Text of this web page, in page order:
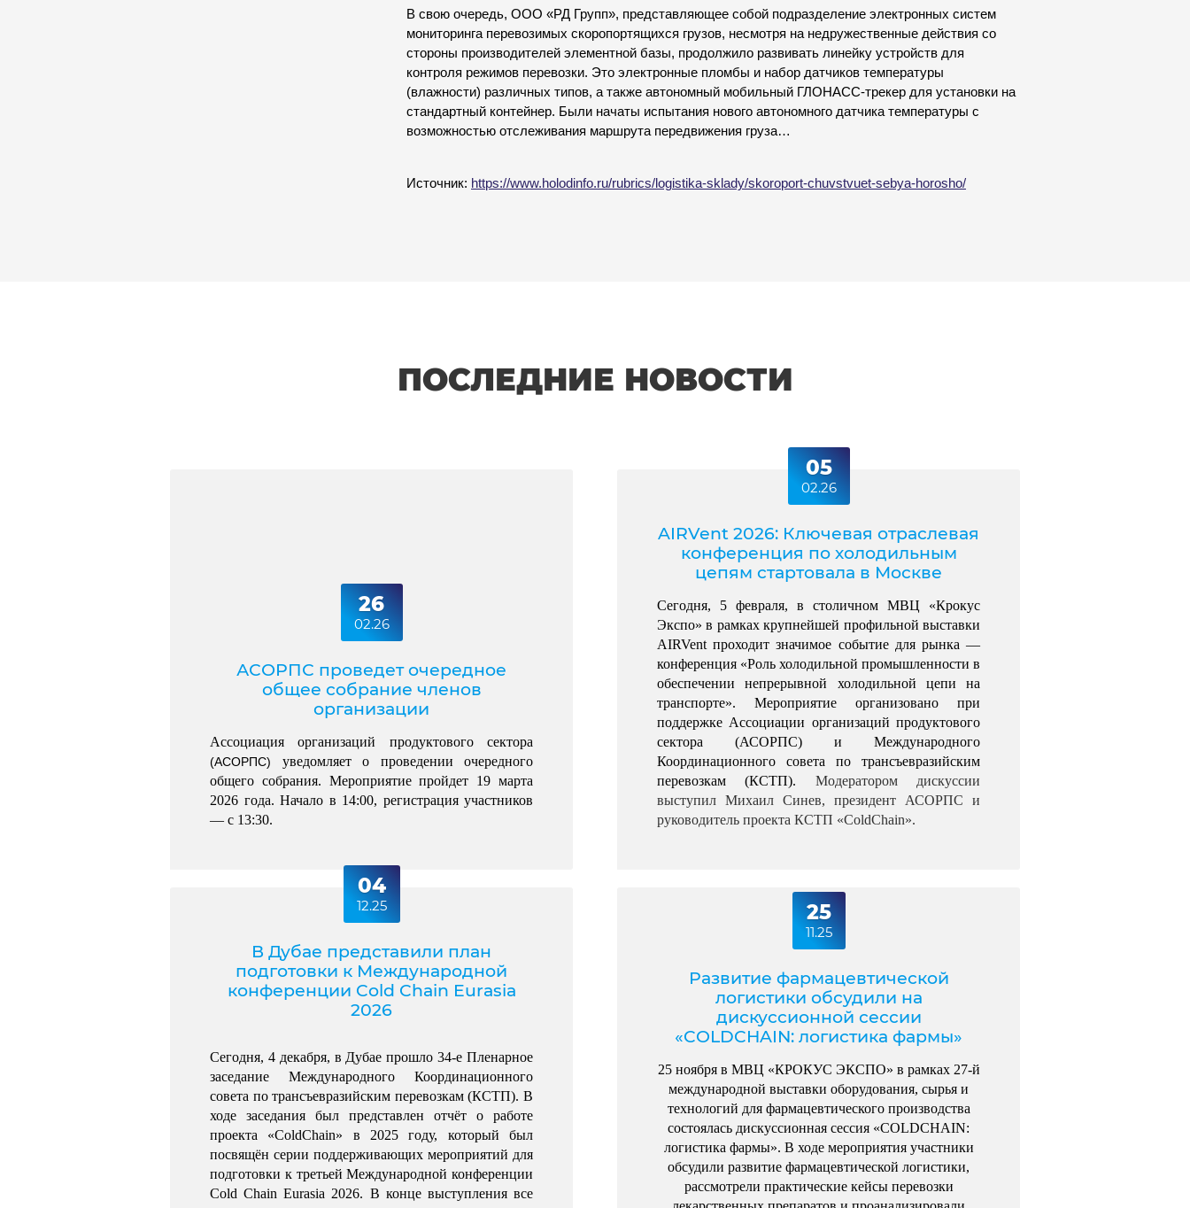
В свою очередь, ООО «РД Групп», представляющее собой подразделение электронных систем
мониторинга перевозимых скоропортящихся грузов, несмотря на недружественные действия со
стороны производителей элементной базы, продолжило развивать линейку устройств для
контроля режимов перевозки. Это электронные пломбы и набор датчиков температуры
(влажности) различных типов, а также автономный мобильный ГЛОНАСС-трекер для установки на
стандартный контейнер. Были начаты испытания нового автономного датчика температуры с
возможностью отслеживания маршрута передвижения груза…
Источник: https://www.holodinfo.ru/rubrics/logistika-sklady/skoroport-chuvstvuet-sebya-horosho/
ПОСЛЕДНИЕ НОВОСТИ
26
02.26
АСОРПС проведет очередное
общее собрание членов
организации
(АСОРПС) уведомляет о проведении очередного
общего собрания. Мероприятие пройдет 19 марта
2026 года. Начало в 14:00, регистрация участников
— с 13:30.
05
02.26
AIRVent 2026: Ключевая отраслевая
конференция по холодильным
цепям стартовала в Москве
Сегодня, 5 февраля, в столичном МВЦ «Крокус
Экспо» в рамках крупнейшей профильной выставки
AIRVent проходит значимое событие для рынка —
конференция «Роль холодильной промышленности в
обеспечении непрерывной холодильной цепи на
транспорте». Мероприятие организовано при
поддержке Ассоциации организаций продуктового
сектора (АСОРПС) и Международного
Координационного совета по трансъевразийским
перевозкам (КСТП). Модератором дискуссии
выступил Михаил Синев, президент АСОРПС и
руководитель проекта КСТП «ColdChain».
04
12.25
В Дубае представили план
подготовки к Международной
конференции Cold Chain Eurasia
2026
Сегодня, 4 декабря, в Дубае прошло 34-е Пленарное
заседание Международного Координационного
совета по трансъевразийским перевозкам (КСТП). В
ходе заседания был представлен отчёт о работе
проекта «ColdChain» в 2025 году, который был
посвящён серии поддерживающих мероприятий для
подготовки к третьей Международной конференции
Cold Chain Eurasia 2026. В конце выступления все
25
11.25
Развитие фармацевтической
логистики обсудили на
дискуссионной сессии
«COLDCHAIN: логистика фармы»
25 ноября в МВЦ «КРОКУС ЭКСПО» в рамках 27-й
международной выставки оборудования, сырья и
технологий для фармацевтического производства
состоялась дискуссионная сессия «COLDCHAIN:
логистика фармы». В ходе мероприятия участники
обсудили развитие фармацевтической логистики,
рассмотрели практические кейсы перевозки